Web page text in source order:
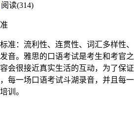
阅读(314)
：流利性、连贯性、词汇多样性、
音。雅思的口语考试是考生和考官之
会很接近真实生活的互动，为了保证
每一场口语考试斗湖录音，并且每一
训。